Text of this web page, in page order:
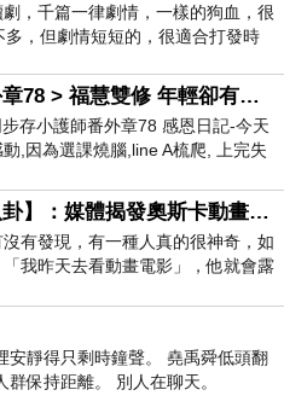
，千篇一律劇情，一樣的狗血，很
，但劇情短短的，很適合打發時
小護師番外章78 > 福慧雙修 年輕卻有個老靈魂 ㄑ金剛經〉podcast
存小護師番外章78 感恩日記-今天
,因為選課燒腦,line A梳爬, 上完失
【電影圈八卦】：媒體揭發奧斯卡動畫項目投票醜聞！好萊塢為什麼看不起動畫電影？
有發現，有一種人真的很神奇，如
我昨天去看動畫電影」，他就會露
笑，然後問你是不是陪小
安靜得只剩時鐘聲。 堯禹舜低頭翻
保持距離。 別人在聊天。